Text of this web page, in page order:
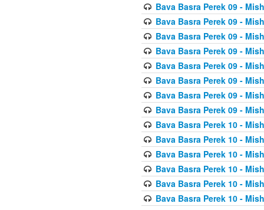
Bava Basra Perek 09 -
Bava Basra Perek 09 -
Bava Basra Perek 09 -
Bava Basra Perek 09 -
Bava Basra Perek 09 -
Bava Basra Perek 09 -
Bava Basra Perek 09 -
Bava Basra Perek 09 -
Bava Basra Perek 10 -
Bava Basra Perek 10 -
Bava Basra Perek 10 -
Bava Basra Perek 10 -
Bava Basra Perek 10 -
Bava Basra Perek 10 -